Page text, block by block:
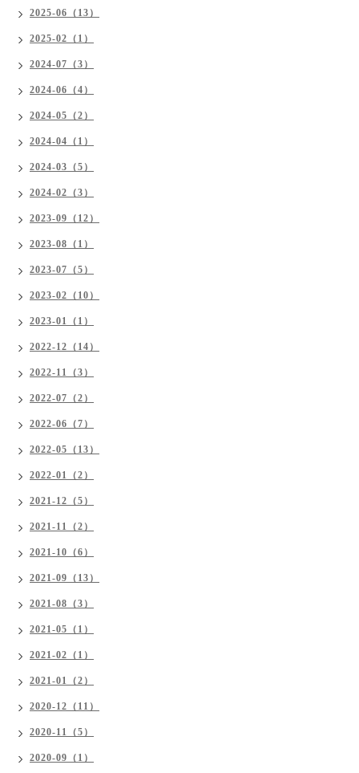
2025-06（13）
2025-02（1）
2024-07（3）
2024-06（4）
2024-05（2）
2024-04（1）
2024-03（5）
2024-02（3）
2023-09（12）
2023-08（1）
2023-07（5）
2023-02（10）
2023-01（1）
2022-12（14）
2022-11（3）
2022-07（2）
2022-06（7）
2022-05（13）
2022-01（2）
2021-12（5）
2021-11（2）
2021-10（6）
2021-09（13）
2021-08（3）
2021-05（1）
2021-02（1）
2021-01（2）
2020-12（11）
2020-11（5）
2020-09（1）